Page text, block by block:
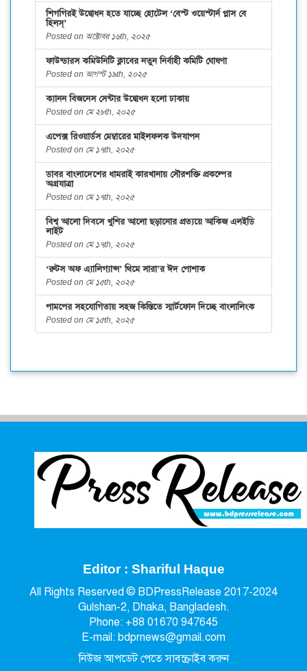
শিগগিরই উদ্বোধন হতে যাচ্ছে হোটেল ‘বেস্ট ওয়েস্টার্ন প্লাস বে
হিলস্’
Posted on অক্টোবর ১৬th, ২০২৫
ফাউন্ডারস কমিউনিটি ক্লাবের নতুন নির্বাহী কমিটি ঘোষণা
Posted on আগস্ট ১৯th, ২০২৫
ক্যানন বিজনেস সেন্টার উদ্বোধন হলো ঢাকায়
Posted on মে ২৮th, ২০২৫
এপেক্স রিওয়ার্ডস মেম্বারের মাইলফলক উদযাপন
Posted on মে ১৭th, ২০২৫
ডাবর বাংলাদেশের ধামরাই কারখানায় সৌরশক্তি প্রকল্পের
অগ্রযাত্রা
Posted on মে ১৭th, ২০২৫
বিশ্ব আলো দিবসে খুশির আলো ছড়ানোর প্রত্যয়ে আকিজ এলইডি
লাইট
Posted on মে ১৭th, ২০২৫
‘রুটস অফ এ্যালিগ্যান্স’ থিমে সারা’র ঈদ পোশাক
Posted on মে ১৫th, ২০২৫
পামপের সহযোগিতায় সহজ কিস্তিতে স্মার্টফোন দিচ্ছে বাংলালিংক
Posted on মে ১৫th, ২০২৫
Editor : Shariful Haque
All Rights Reserved © BDPressRelease 2017-2024
Gulshan-2, Dhaka, Bangladesh.
Phone: +88 01670 947645
E-mail: bdprnews@gmail.com
নিউজ আপডেট পেতে সাবস্ক্রাইব করুন